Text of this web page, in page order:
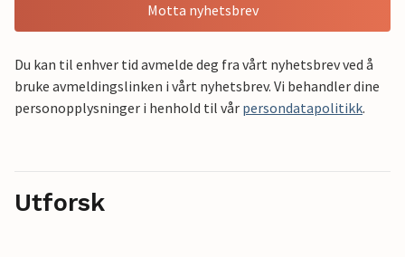
Motta nyhetsbrev
Du kan til enhver tid avmelde deg fra vårt nyhetsbrev ved å
bruke avmeldingslinken i vårt nyhetsbrev. Vi behandler dine
personopplysninger i henhold til vår persondatapolitikk.
Utforsk